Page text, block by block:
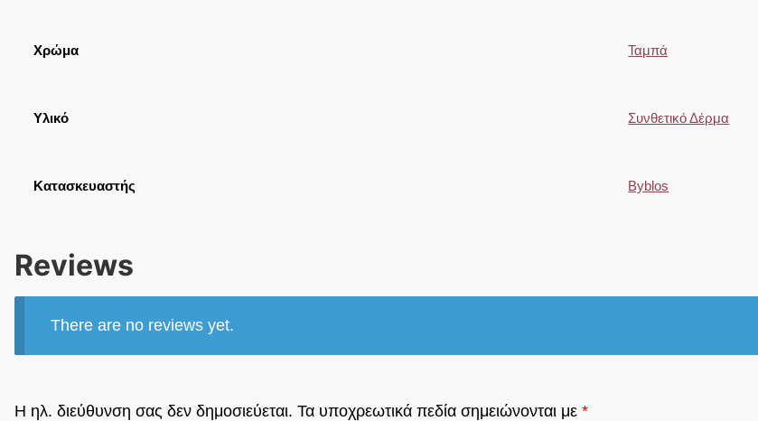
Χρώμα Ταμπά
Υλικό Συνθετικό Δέρμα
Κατασκευαστής Byblos
Reviews
There are no reviews yet.
Η ηλ. διεύθυνση σας δεν δημοσιεύεται. Τα υποχρεωτικά πεδία σημειώνονται με *